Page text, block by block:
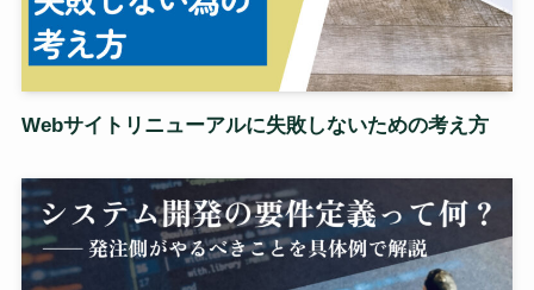
Webサイトリニューアルに失敗しないための考え方